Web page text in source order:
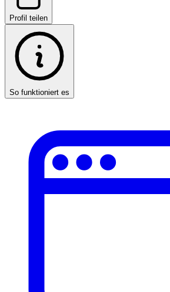
Profil teilen
So funktioniert es